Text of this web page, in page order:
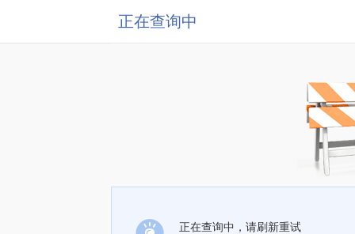
正在查询中
正在查询中，请刷新重试